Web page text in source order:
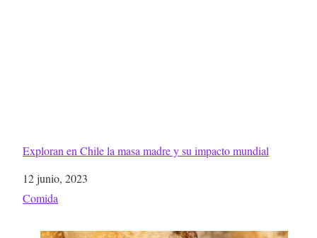
Exploran en Chile la masa madre y su impacto mundial
Fecha
12 junio, 2023
Respecto a
Comida